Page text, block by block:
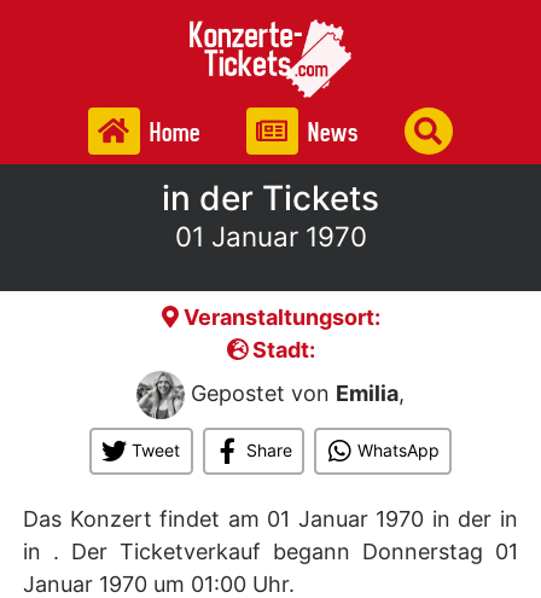
Home News
in der Tickets
01 Januar 1970
Veranstaltungsort:
Stadt:
Gepostet von Emilia,
Tweet Share WhatsApp
Das Konzert findet am 01 Januar 1970 in der in
in . Der Ticketverkauf begann Donnerstag 01
Januar 1970 um 01:00 Uhr.